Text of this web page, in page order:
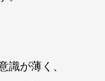
識が薄く、